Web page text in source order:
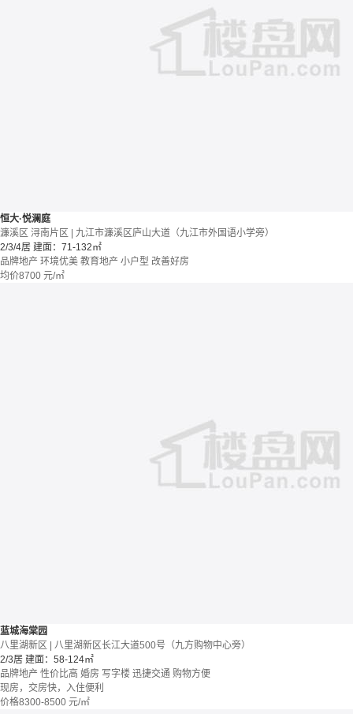
恒大·悦澜庭
濂溪区 浔南片区 | 九江市濂溪区庐山大道（九江市外国语小学旁）
2/3/4居 建面：71-132㎡
品牌地产 环境优美 教育地产 小户型 改善好房
均价8700 元/㎡
蓝城海棠园
八里湖新区 | 八里湖新区长江大道500号（九方购物中心旁）
2/3居 建面：58-124㎡
品牌地产 性价比高 婚房 写字楼 迅捷交通 购物方便
现房，交房快，入住便利
价格8300-8500 元/㎡